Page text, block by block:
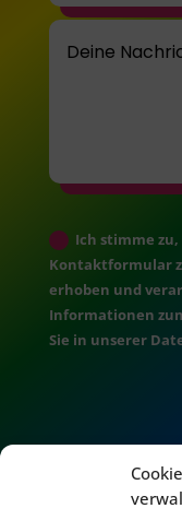
Ich stimme zu,
Kontaktformular
erhoben und
Informationen
Sie in unserer